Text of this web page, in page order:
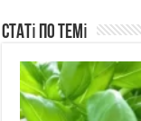
Статі по темі